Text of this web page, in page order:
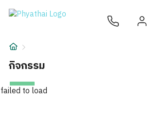
TH English
เกี่ยวกับเรา
กิจกรรม
failed to load